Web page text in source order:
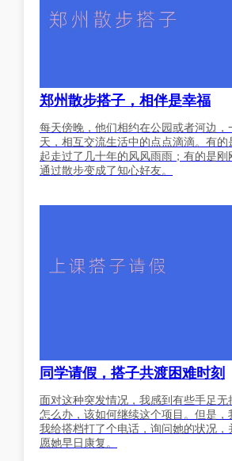
郑州散步搭子，相伴是幸福
每天傍晚，他们相约在公园或者河边，
天，相互交流生活中的点点滴滴。有的
起走过了几十年的风风雨雨；有的是刚
通过散步变成了知心好友。
同学请假，搭子共渡困难时刻
面对这种突发情况，我感到有些手足无
怎么办，该如何继续这个项目。但是，
我给搭档打了个电话，询问她的状况，
愿她早日康复。